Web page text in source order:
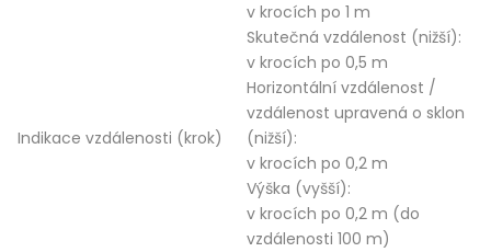
Indikace vzdálenosti (krok)
v krocích po 1 m
Skutečná vzdálenost (nižší):
v krocích po 0,5 m
Horizontální vzdálenost /
vzdálenost upravená o sklon
(nižší):
v krocích po 0,2 m
Výška (vyšší):
v krocích po 0,2 m (do
vzdálenosti 100 m)